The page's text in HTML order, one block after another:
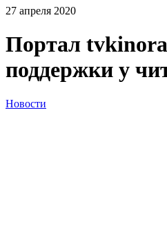
27 апреля 2020
Портал
поддержки у
Новости